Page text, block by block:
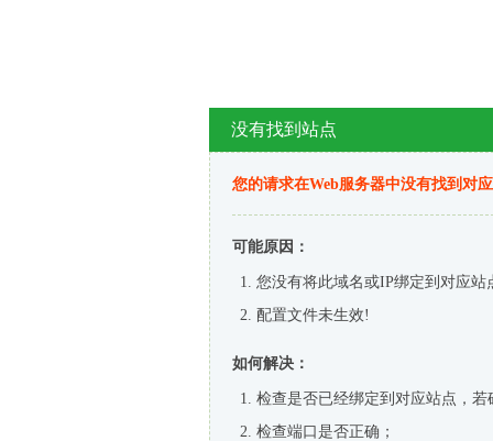
没有找到站点
您的请求在Web服务器中没有找到对
可能原因：
您没有将此域名或IP绑定到对应站
配置文件未生效!
如何解决：
检查是否已经绑定到对应站点，
检查端口是否正确；